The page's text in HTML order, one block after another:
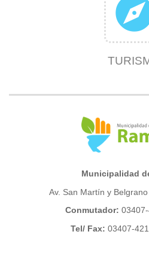
Municipalidad
Av. San Martín y
Conmutador:
Tel/ Fax: 03407-